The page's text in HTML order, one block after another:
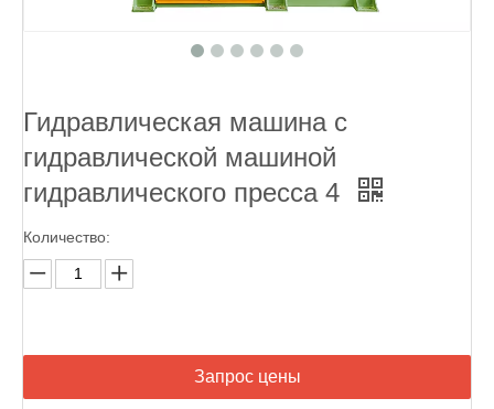
Гидравлическая машина с
гидравлической машиной
гидравлического пресса 4
Количество:
Запрос цены